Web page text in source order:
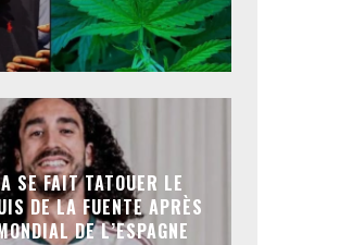
SE FAIT TATOUER LE
DE LA FUENTE APRÈS
DE L’ESPAGNE